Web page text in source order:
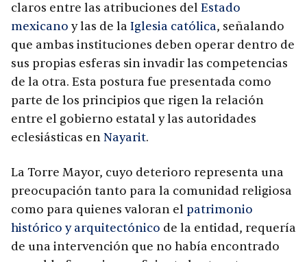
claros entre las atribuciones del Estado
mexicano y las de la Iglesia católica, señalando
que ambas instituciones deben operar dentro de
sus propias esferas sin invadir las competencias
de la otra. Esta postura fue presentada como
parte de los principios que rigen la relación
entre el gobierno estatal y las autoridades
eclesiásticas enNayarit.
La Torre Mayor, cuyo deterioro representa una
preocupación tanto para la comunidad religiosa
como para quienes valoran el patrimonio
histórico y arquitectónico de la entidad, requería
de una intervención que no había encontrado